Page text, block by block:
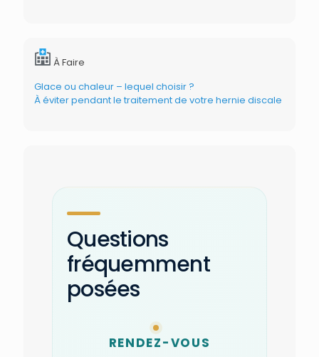
À Faire
Glace ou chaleur – lequel choisir ?
À éviter pendant le traitement de votre hernie discale
Questions
fréquemment
posées
RENDEZ-VOUS